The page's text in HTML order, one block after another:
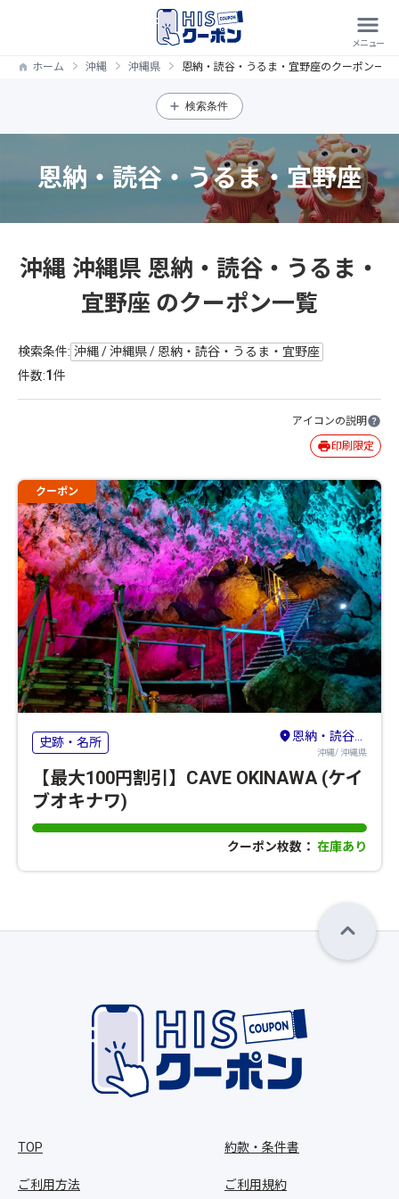
ホーム 沖縄 沖縄県 恩納・読谷・うるま・宜野座のクーポン一覧
検索条件
恩納・読谷・うるま・宜野座
沖縄 沖縄県 恩納・読谷・うるま・
宜野座 のクーポン一覧
検索条件: 沖縄 / 沖縄県 / 恩納・読谷・うるま・宜野座
件数:1件
アイコンの説明
印刷限定
クーポン
史跡・名所 恩納・読谷・うるま・宜野座
沖縄/ 沖縄県
【最大100円割引】CAVE OKINAWA (ケイ
ブオキナワ)
クーポン枚数： 在庫あり
TOP
ご利用方法
約款・条件書
ご利用規約